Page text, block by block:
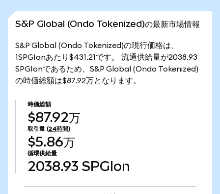
S&P Global (Ondo Tokenized)の最新市場情報
S&P Global (Ondo Tokenized)の現行価格は、
1SPGIonあたり$431.21です。 流通供給量が2038.93
SPGIonであるため、S&P Global (Ondo Tokenized)
の時価総額は$87.92万となります。
時価総額
$87.92万
取引量 (24時間)
$5.86万
循環供給量
2038.93 SPGIon